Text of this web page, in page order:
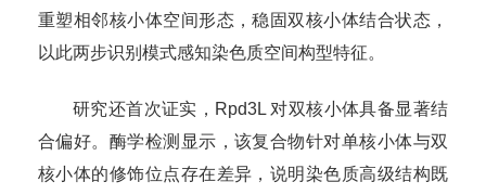
重塑相邻核小体空间形态，稳固双核小体结合状态，
以此两步识别模式感知染色质空间构型特征。
研究还首次证实，Rpd3L 对双核小体具备显著结
合偏好。酶学检测显示，该复合物针对单核小体与双
核小体的修饰位点存在差异，说明染色质高级结构既